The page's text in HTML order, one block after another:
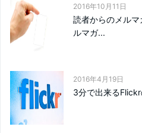
2016年10月11日
読者からのメル
ルマガ...
2016年4月19日
3分で出来る